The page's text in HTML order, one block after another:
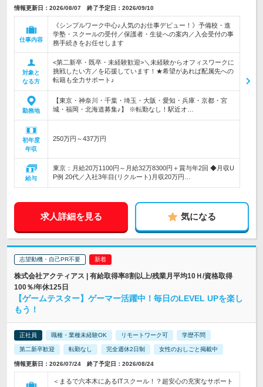
情報更新日：2026/08/07 終了予定日：2026/09/10
仕事内容
《シンプルワーク中心♪人気のお仕事デビュー！》予備校・進
学塾・スクールの受付／保護者・生徒への案内／入会受付の事
務手続きをお任せします
対象と
なる方
<第二新卒・既卒・未経験歓迎>＼未経験からオフィスワークに
挑戦したい方／を応援しています！★希望があれば配属先への
転籍も全力サポート♪
勤務地
【東京・神奈川・千葉・埼玉・大阪・愛知・兵庫・京都・宮
城・福岡・北海道募集♪】 ※転勤なし！駅近オ…
初年度
年収
250万円～437万円
給与
東京：月給20万1100円～月給32万8300円＋賞与年2回 ◆月収U
P例 20代／入社3年目(リクルート)月収20万円…
求人詳細を見る 気になる
志望動機・自己PR不要
株式会社アクティアス | 有給取得率8割以上/残業月平均10Ｈ/資格取得
100％/年休125日
【ゲームテスター】ゲーマー活躍中！毎日のLEVEL UPを楽し
もう！
正社員 職種・業種未経験OK リモートワーク可 学歴不問
第二新卒歓迎 転勤なし 完全週休2日制 女性のおしごと掲載中
情報更新日：2026/07/24 終了予定日：2026/08/24
＜まるで六本木にあるITスクール！？超安心の充実なサポート